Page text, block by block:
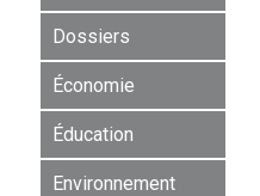
Dossiers
Économie
Éducation
Environnement